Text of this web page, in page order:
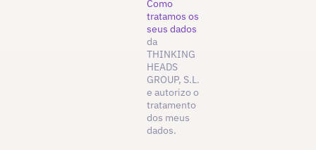
Como
tratamos os
seus dados
da
THINKING
HEADS
GROUP, S.L.
e autorizo o
tratamento
dos meus
dados.